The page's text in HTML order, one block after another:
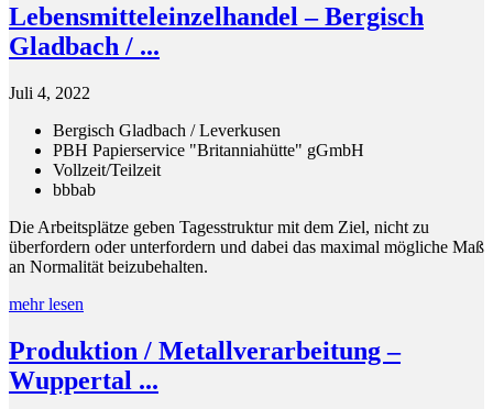
Lebensmitteleinzelhandel – Bergisch
Gladbach / ...
Juli 4, 2022
Bergisch Gladbach / Leverkusen
PBH Papierservice "Britanniahütte" gGmbH
Vollzeit/Teilzeit
bbbab
Die Arbeitsplätze geben Tagesstruktur mit dem Ziel, nicht zu
überfordern oder unterfordern und dabei das maximal mögliche Maß
an Normalität beizubehalten.
mehr lesen
Produktion / Metallverarbeitung –
Wuppertal ...